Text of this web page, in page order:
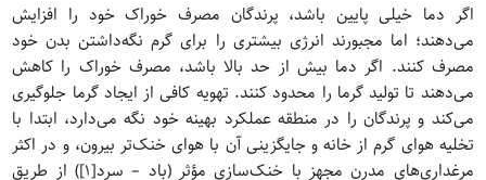
اگر دما خیلی پایین باشد، پرندگان مصرف خوراک خود را افزایش
می‌دهند؛ اما مجبورند انرژی بیشتری را برای گرم نگه‌داشتن بدن خود
مصرف کنند. اگر دما بیش از حد بالا باشد، مصرف خوراک را کاهش
می‌دهند تا تولید گرما را محدود کنند. تهویه کافی از ایجاد گرما جلوگیری
می‌کند و پرندگان را در منطقه عملکرد بهینه خود نگه می‌دارد، ابتدا با
تخلیه هوای گرم از خانه و جایگزینی آن با هوای خنک‌تر بیرون، و در اکثر
مرغداری‌های مدرن مجهز با خنک‌سازی مؤثر (باد – سرد[1] ) از طریق